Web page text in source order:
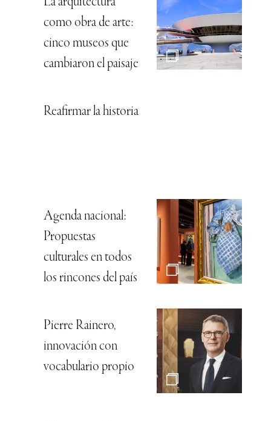
como obra de arte:
cinco museos que
cambiaron el paisaje
Reafirmar la historia
Agenda nacional:
Propuestas
culturales en todos
los rincones del país
Pierre Rainero,
innovación con
vocabulario propio